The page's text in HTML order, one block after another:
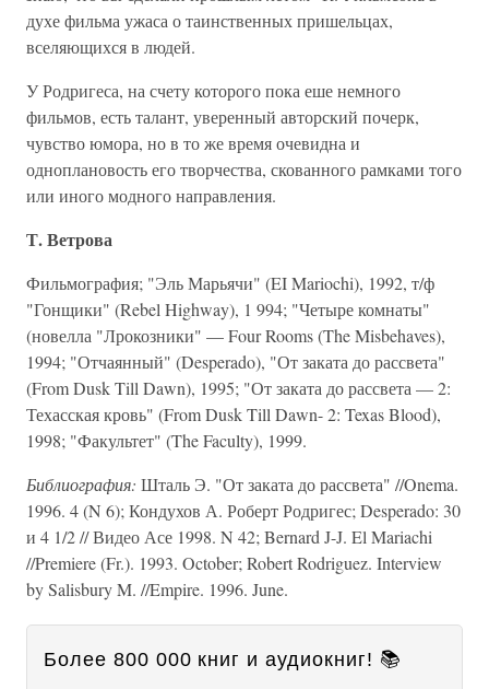
духе фильма ужаса о таинственных пришельцах,
вселяющихся в людей.
У Родригеса, на счету которого пока еше немного
фильмов, есть талант, уверенный авторский почерк,
чувство юмора, но в то же время очевидна и
одноплановость его творчества, скованного рамками того
или иного модного направления.
Т. Ветрова
Фильмография; "Эль Марьячи" (EI Mariochi), 1992, т/ф
"Гонщики" (Rebel Highway), 1 994; "Четыре комнаты"
(новелла "Лрокозники" — Four Rooms (The Misbehaves),
1994; "Отчаянный" (Desperado), "От заката до рассвета"
(From Dusk Till Dawn), 1995; "От заката до рассвета — 2:
Техасская кровь" (From Dusk Till Dawn- 2: Texas Blood),
1998; "Факультет" (The Faculty), 1999.
Библиография: Шталь Э. "От заката до рассвета" //Onema.
1996. 4 (N 6); Кондухов А. Роберт Родригес; Desperado: 30
и 4 1/2 // Видео Асе 1998. N 42; Bernard J-J. El Mariachi
//Premiere (Fr.). 1993. October; Robert Rodriguez. Interview
by Salisbury M. //Empire. 1996. June.
Более 800 000 книг и аудиокниг! 📚